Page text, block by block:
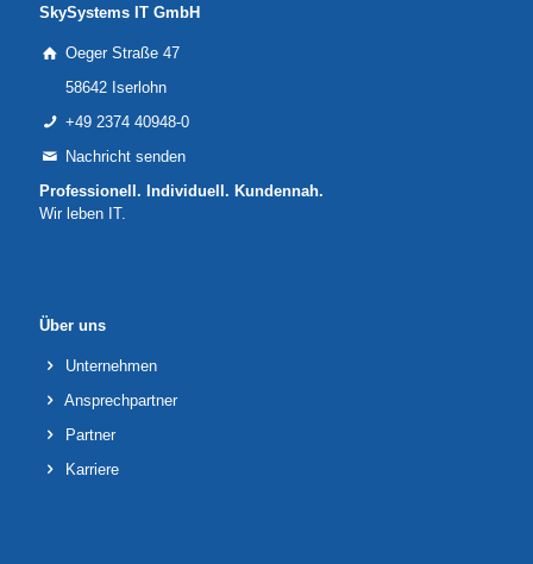
SkySystems IT GmbH
Oeger Straße 47
58642 Iserlohn
+49 2374 40948-0
Nachricht senden
Professionell. Individuell. Kundennah.
Wir leben IT.
Über uns
Unternehmen
Ansprechpartner
Partner
Karriere